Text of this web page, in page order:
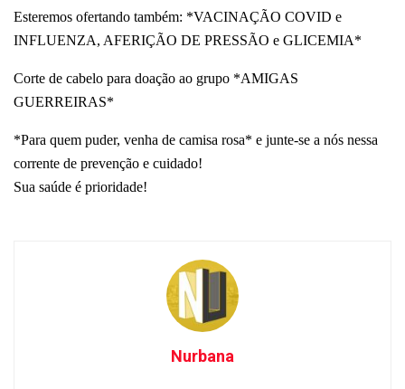
Esteremos ofertando também: *VACINAÇÃO COVID e
INFLUENZA, AFERIÇÃO DE PRESSÃO e GLICEMIA*
Corte de cabelo para doação ao grupo *AMIGAS
GUERREIRAS*
*Para quem puder, venha de camisa rosa* e junte-se a nós nessa
corrente de prevenção e cuidado!
Sua saúde é prioridade!
Nurbana